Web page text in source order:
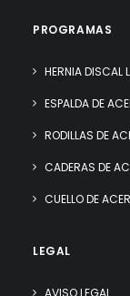
PROGRAMAS
HERNIA DISCAL
ESPALDA DE
RODILLAS DE
CADERAS DE
CUELLO DE
LEGAL
AVISO LEGAL